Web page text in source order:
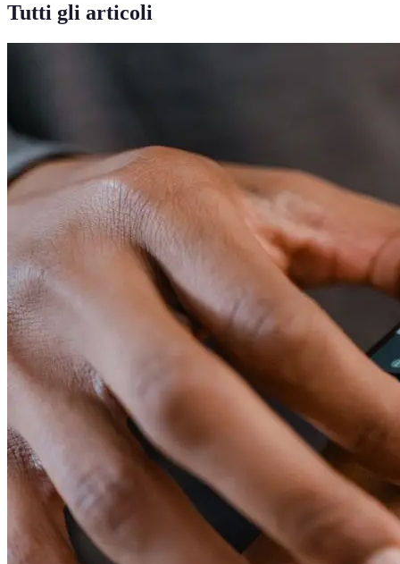
Tutti gli articoli